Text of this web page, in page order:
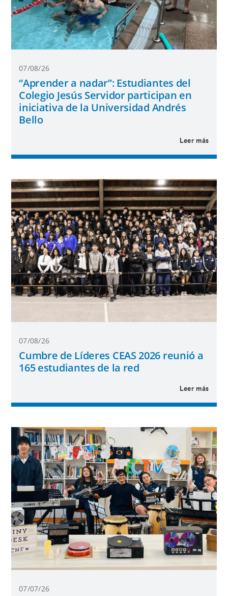
07/08/26
“Aprender a nadar”: Estudiantes del
Colegio Jesús Servidor participan en
iniciativa de la Universidad Andrés
Bello
Leer más
07/08/26
Cumbre de Líderes CEAS 2026 reunió a
165 estudiantes de la red
Leer más
07/07/26